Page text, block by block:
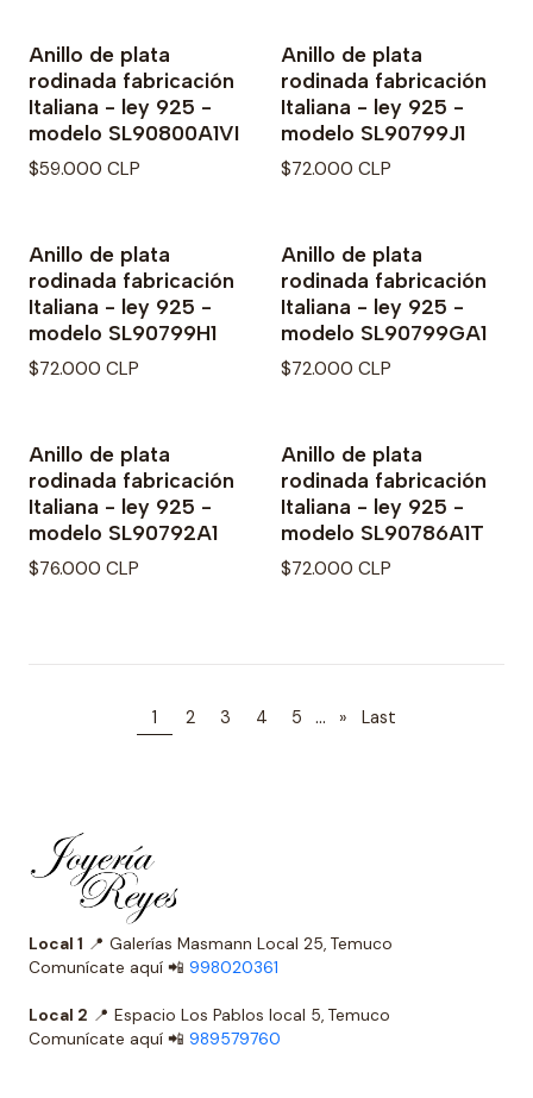
Anillo de plata
rodinada fabricación
Italiana - ley 925 -
modelo SL90800A1VI
$59.000 CLP
Anillo de plata
rodinada fabricación
Italiana - ley 925 -
modelo SL90799J1
$72.000 CLP
Anillo de plata
rodinada fabricación
Italiana - ley 925 -
modelo SL90799H1
$72.000 CLP
Anillo de plata
rodinada fabricación
Italiana - ley 925 -
modelo SL90799GA1
$72.000 CLP
Anillo de plata
rodinada fabricación
Italiana - ley 925 -
modelo SL90792A1
$76.000 CLP
Anillo de plata
rodinada fabricación
Italiana - ley 925 -
modelo SL90786A1T
$72.000 CLP
1 2 3 4 5 ... » Last
Local 1 📍 Galerías Masmann Local 25, Temuco
Comunícate aquí 📲 998020361
Local 2 📍 Espacio Los Pablos local 5, Temuco
Comunícate aquí 📲 989579760